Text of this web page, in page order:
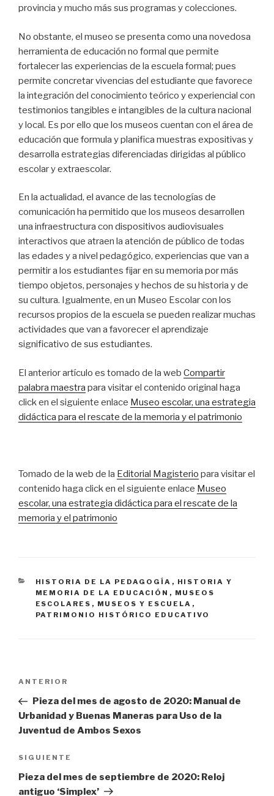
provincia y mucho más sus programas y colecciones.
No obstante, el museo se presenta como una novedosa
herramienta de educación no formal que permite
fortalecer las experiencias de la escuela formal; pues
permite concretar vivencias del estudiante que favorece
la integración del conocimiento teórico y experiencial con
testimonios tangibles e intangibles de la cultura nacional
y local. Es por ello que los museos cuentan con el área de
educación que formula y planifica muestras expositivas y
desarrolla estrategias diferenciadas dirigidas al público
escolar y extraescolar.
En la actualidad, el avance de las tecnologías de
comunicación ha permitido que los museos desarrollen
una infraestructura con dispositivos audiovisuales
interactivos que atraen la atención de público de todas
las edades y a nivel pedagógico, experiencias que van a
permitir a los estudiantes fijar en su memoria por más
tiempo objetos, personajes y hechos de su historia y de
su cultura. Igualmente, en un Museo Escolar con los
recursos propios de la escuela se pueden realizar muchas
actividades que van a favorecer el aprendizaje
significativo de sus estudiantes.
El anterior artículo es tomado de la web Compartir
palabra maestra para visitar el contenido original haga
click en el siguiente enlace Museo escolar, una estrategia
didáctica para el rescate de la memoria y el patrimonio
Tomado de la web de la Editorial Magisterio para visitar el
contenido haga click en el siguiente enlace Museo
escolar, una estrategia didáctica para el rescate de la
memoria y el patrimonio
CATEGORÍAS
HISTORIA DE LA PEDAGOGÍA , HISTORIA Y
MEMORIA DE LA EDUCACIÓN , MUSEOS
ESCOLARES , MUSEOS Y ESCUELA ,
PATRIMONIO HISTÓRICO EDUCATIVO
entradas
Entrada
anterior:
ANTERIOR
Pieza del mes de agosto de 2020: Manual de
Urbanidad y Buenas Maneras para Uso de la
Juventud de Ambos Sexos
Siguiente
entrada
SIGUIENTE
Pieza del mes de septiembre de 2020: Reloj
antiguo ‘Simplex’